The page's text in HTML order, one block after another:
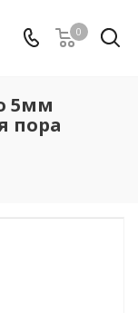
0
5мм
пора